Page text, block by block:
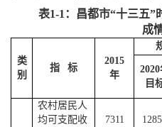
表1-1：昌都市“十三五”
成
类
别
指 标
2015
年
2020
目
农村居民人
均可支配收
7311